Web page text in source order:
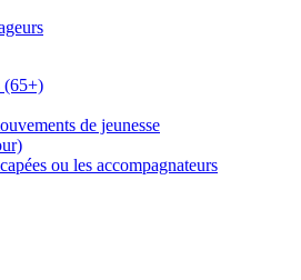
(65+)
de jeunesse
ou les accompagnateurs